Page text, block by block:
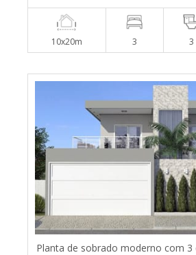
10x20m 3 3
Planta de sobrado moderno com 3